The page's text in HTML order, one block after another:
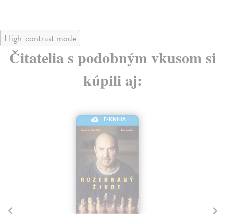
High-contrast mode
Čitatelia s podobným vkusom si
kúpili aj:
E-KNIHA